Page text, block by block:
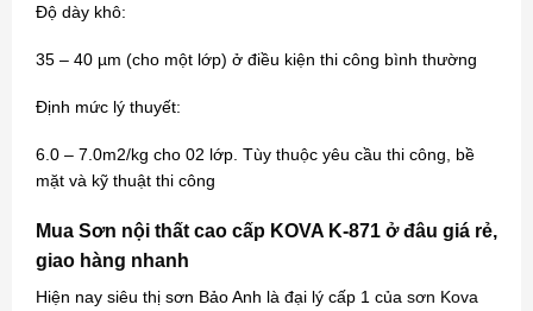
Độ dày khô:
35 – 40 µm (cho một lớp) ở điều kiện thi công bình thường
Định mức lý thuyết:
6.0 – 7.0m2/kg cho 02 lớp. Tùy thuộc yêu cầu thi công, bề
mặt và kỹ thuật thi công
Mua Sơn nội thất cao cấp KOVA K-871 ở đâu giá rẻ,
giao hàng nhanh
Hiện nay siêu thị sơn Bảo Anh là đại lý cấp 1 của sơn Kova